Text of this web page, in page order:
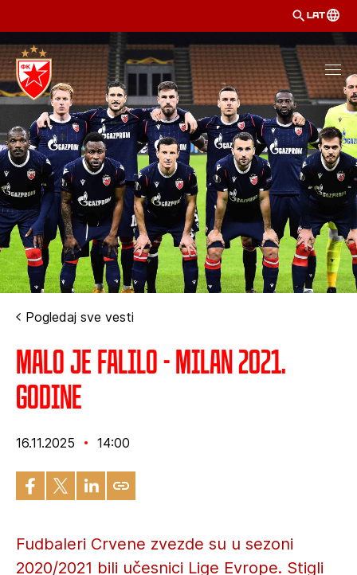
LAT
Pogledaj sve vesti
Malo je falilo - Milan 2021.
godine
16.11.2025 14:00
Fudbaleri Crvene zvezde su u sezoni
2020/2021 bili učesnici Lige Evrope. Stigli